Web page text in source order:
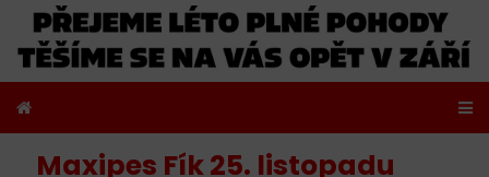
Maxipes Fík 25. listopadu